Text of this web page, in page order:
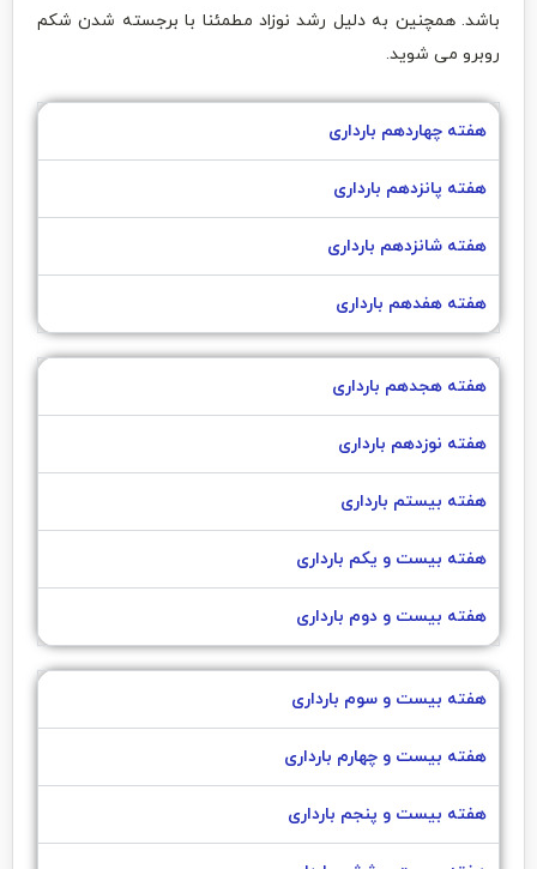
باشد. همچنین به دلیل رشد نوزاد مطمئنا با برجسته شدن شکم
روبرو می شوید.
هفته چهاردهم بارداری
هفته پانزدهم بارداری
هفته شانزدهم بارداری
هفته هفدهم بارداری
هفته هجدهم بارداری
هفته نوزدهم بارداری
هفته بیستم بارداری
هفته بیست و یکم بارداری
هفته بیست و دوم بارداری
هفته بیست و سوم بارداری
هفته بیست و چهارم بارداری
هفته بیست و پنجم بارداری